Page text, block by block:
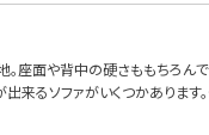
座面や背中の硬さももちろん
出来るソファがいくつかありま